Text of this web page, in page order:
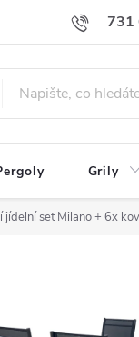
731
k Vám Podmínky
Grily
jídelní set Milano + 6x